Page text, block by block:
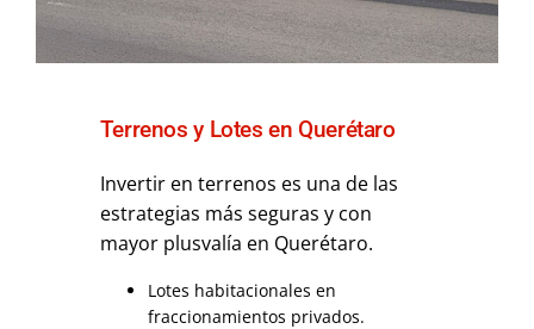
Terrenos y Lotes en Querétaro
Invertir en terrenos es una de las
estrategias más seguras y con
mayor plusvalía en Querétaro.
Lotes habitacionales en
fraccionamientos privados.